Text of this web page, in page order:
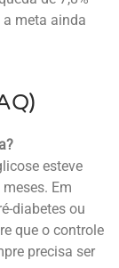
a meta ainda
esteve
Em
diabetes ou
que o controle
precisa ser